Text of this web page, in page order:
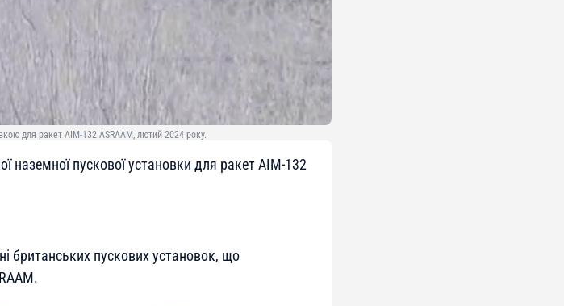
для ракет AIM-132 ASRAAM, лютий 2024 року.
наземної пускової установки для ракет AIM-132
британських пускових установок, що